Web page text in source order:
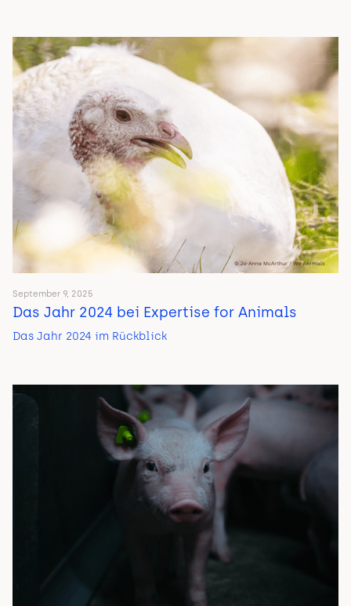
September 9, 2025
Das Jahr 2024 bei Expertise for Animals
Das Jahr 2024 im Rückblick